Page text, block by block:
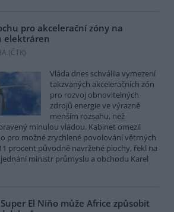
pro akcelerační zóny na
elektráren
(ČTK)
Vláda dnes schválila vymezení
takzvaných akceleračních zón
pro rozvoj obnovitelných
zdrojů energie ve výrazně
menším rozsahu, než
minulou vládou. Kabinet omezil
pro možné zrychlené povolování větrných
procent původně navržené plochy, řekl na
ministr průmyslu a obchodu Karel
El Niňo může Africe způsobit